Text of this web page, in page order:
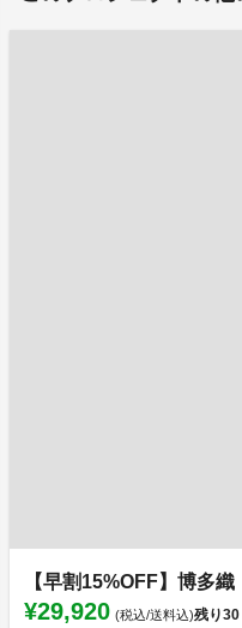
【早割15%OFF】博多
¥29,920 (税込/送料込)残り30